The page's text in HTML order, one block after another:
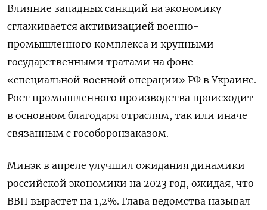
Влияние западных санкций на экономику
сглаживается активизацией военно-
промышленного комплекса и крупными
государственными тратами на фоне
«специальной военной операции» РФ в Украине.
Рост промышленного производства происходит
в основном благодаря отраслям, так или иначе
связанным с гособоронзаказом.
Минэк в апреле улучшил ожидания динамики
российской экономики на 2023 год, ожидая, что
ВВП вырастет на 1,2%. Глава ведомства называл